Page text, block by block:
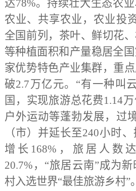
达78%。持续壮大生态农
农业、共享农业，农业投
全国前列，茶叶、鲜切花
等种植面积和产量稳居全
家优势特色产业集群，重
破2.7万亿元。“有一种叫
国，实现旅游总花费1.14
户外运动等蓬勃发展，过
（市）并延长至240小时
增长168%，旅居人数
20.7%，“旅居云南”成为
村入选世界“最佳旅游乡村”。